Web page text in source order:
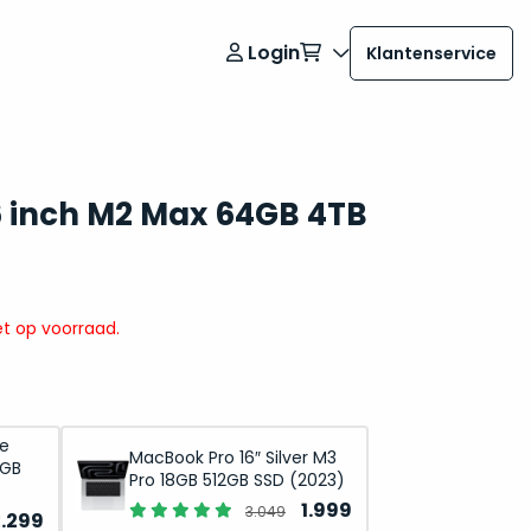
Login Klantenservice
M2 Max 64GB 4TB
op voorraad.
Huidige
MacBook Pro 16″ Silver M3
Pro 18GB 512GB SSD (2023)
3.049
Oorspronkelijke
1.999Huidige